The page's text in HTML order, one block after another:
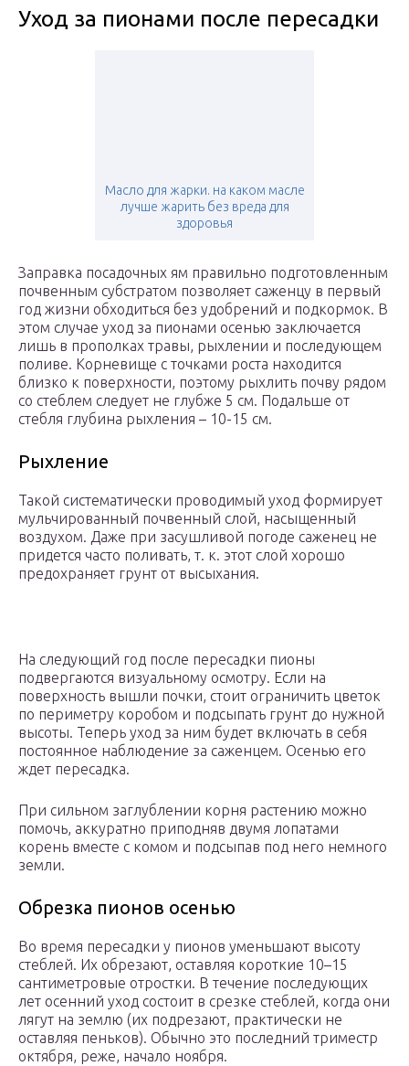
Уход за пионами после пересадки
Масло для жарки. на каком масле
лучше жарить без вреда для
здоровья
Заправка посадочных ям правильно подготовленным
почвенным субстратом позволяет саженцу в первый
год жизни обходиться без удобрений и подкормок. В
этом случае уход за пионами осенью заключается
лишь в прополках травы, рыхлении и последующем
поливе. Корневище с точками роста находится
близко к поверхности, поэтому рыхлить почву рядом
со стеблем следует не глубже 5 см. Подальше от
стебля глубина рыхления – 10-15 см.
Рыхление
Такой систематически проводимый уход формирует
мульчированный почвенный слой, насыщенный
воздухом. Даже при засушливой погоде саженец не
придется часто поливать, т. к. этот слой хорошо
предохраняет грунт от высыхания.
На следующий год после пересадки пионы
подвергаются визуальному осмотру. Если на
поверхность вышли почки, стоит ограничить цветок
по периметру коробом и подсыпать грунт до нужной
высоты. Теперь уход за ним будет включать в себя
постоянное наблюдение за саженцем. Осенью его
ждет пересадка.
При сильном заглублении корня растению можно
помочь, аккуратно приподняв двумя лопатами
корень вместе с комом и подсыпав под него немного
земли.
Обрезка пионов осенью
Во время пересадки у пионов уменьшают высоту
стеблей. Их обрезают, оставляя короткие 10–15
сантиметровые отростки. В течение последующих
лет осенний уход состоит в срезке стеблей, когда они
лягут на землю (их подрезают, практически не
оставляя пеньков). Обычно это последний триместр
октября, реже, начало ноября.